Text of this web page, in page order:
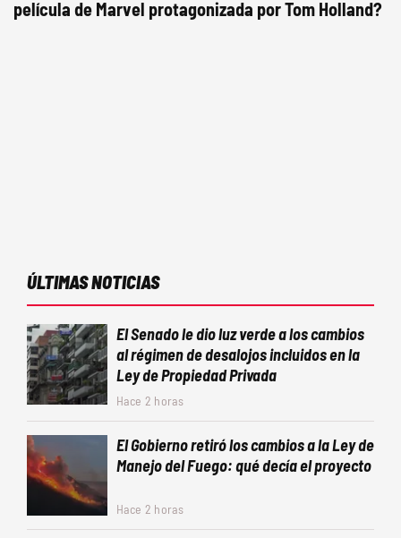
película de Marvel protagonizada por Tom Holland?
ÚLTIMAS NOTICIAS
El Senado le dio luz verde a los cambios
al régimen de desalojos incluidos en la
Ley de Propiedad Privada
Hace 2 horas
El Gobierno retiró los cambios a la Ley de
Manejo del Fuego: qué decía el proyecto
Hace 2 horas